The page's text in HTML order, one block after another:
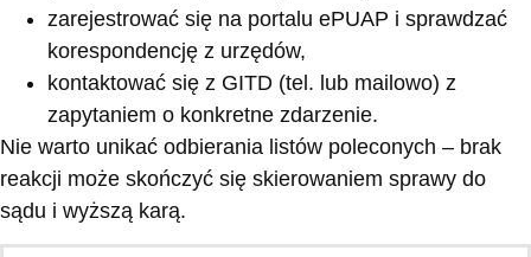
zarejestrować się na portalu ePUAP i sprawdzać
korespondencję z urzędów,
kontaktować się z GITD (tel. lub mailowo) z
zapytaniem o konkretne zdarzenie.
Nie warto unikać odbierania listów poleconych – brak
reakcji może skończyć się skierowaniem sprawy do
sądu i wyższą karą.